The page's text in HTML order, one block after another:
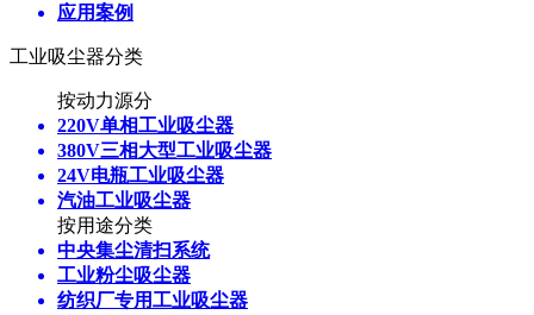
应用案例
工业吸尘器分类
按动力源分
220V单相工业吸尘器
380V三相大型工业吸尘器
24V电瓶工业吸尘器
汽油工业吸尘器
按用途分类
中央集尘清扫系统
工业粉尘吸尘器
纺织厂专用工业吸尘器